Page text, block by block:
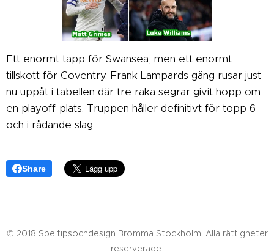
Ett enormt tapp för Swansea, men ett enormt
tillskott för Coventry. Frank Lampards gäng rusar just
nu uppåt i tabellen där tre raka segrar givit hopp om
en playoff-plats. Truppen håller definitivt för topp 6
och i rådande slag.
Share
© 2018 Speltipsochdesign Bromma Stockholm. Alla rättigheter
reserverade.